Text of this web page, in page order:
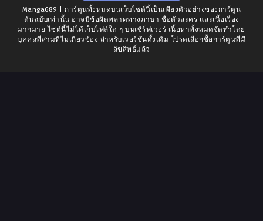
Manga689 | การ์ตูนทั้งหมดบนเว็บไซต์นี้เป็นเพียงตัวอย่างของการ์ตูน
ต้นฉบับเท่านั้น อาจมีข้อผิดพลาดทางภาษา ชื่อตัวละคร และเนื้อเรื่อง
มากมาย ไซต์นี้ไม่ได้เก็บไฟล์ใด ๆ บนเซิร์ฟเวอร์ เนื้อหาทั้งหมดจัดทำโดย
บุคคลที่สามที่ไม่เกี่ยวข้อง สำหรับเวอร์ชันดั้งเดิม โปรดเลือกซื้อการ์ตูนที่มี
ลิขสิทธิ์แล้ว